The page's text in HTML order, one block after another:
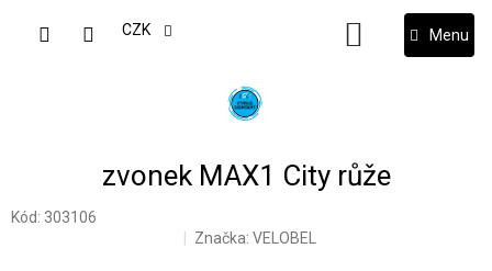
CZK
NÁKUPNÍ
KOŠÍK
zvonek MAX1 City růže
Kód: 303106
Značka:VELOBEL